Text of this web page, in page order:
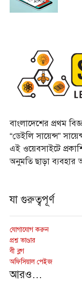
বাংলাদেশের প্রথম
“ডেইলি সায়েন্স”
এই ওয়েবসাইটে
অনুমতি ছাড়া
যা গুরুত্বপূর্ণ
যোগাযোগ করুন
প্রশ্ন ভাণ্ডার
বী ব্লগ
অফিসিয়াল পেইজ
আরও…